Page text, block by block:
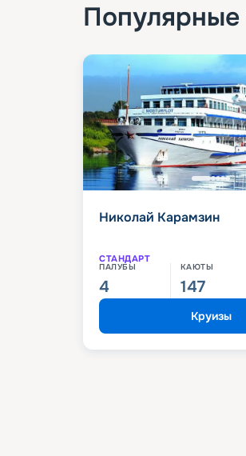
Популярные
Николай Карамзин
СТАНДАРТ
ПАЛУБЫ
4
КАЮТЫ
147
Круизы